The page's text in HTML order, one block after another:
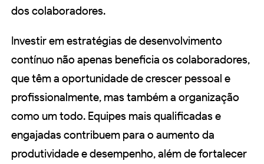
dos colaboradores.
Investir em estratégias de desenvolvimento
contínuo não apenas beneficia os colaboradores,
que têm a oportunidade de crescer pessoal e
profissionalmente, mas também a organização
como um todo. Equipes mais qualificadas e
engajadas contribuem para o aumento da
produtividade e desempenho, além de fortalecer